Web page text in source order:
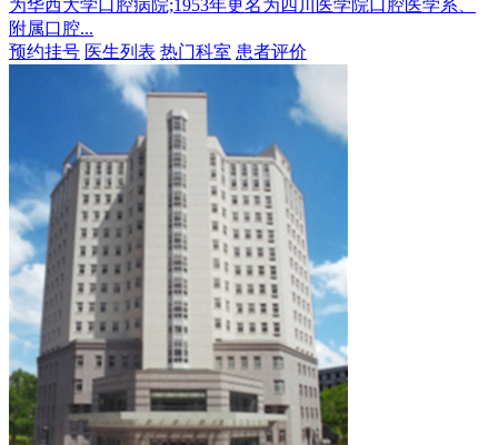
为华西大学口腔病院;1953年更名为四川医学院口腔医学系、
附属口腔...
预约挂号 医生列表 热门科室 患者评价